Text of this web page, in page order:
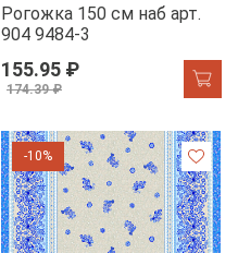
Рогожка 150 см наб арт.
904 9484-3
155.95 ₽
174.39 ₽
-10%